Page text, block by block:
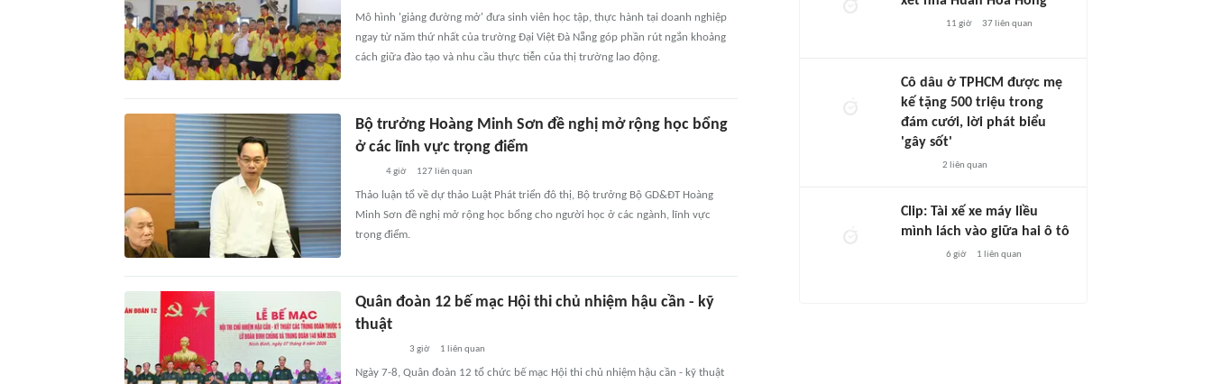
Mô hình 'giảng đường mở' đưa sinh viên học tập, thực hành tại doanh nghiệp
ngay từ năm thứ nhất của trường Đại Việt Đà Nẵng góp phần rút ngắn khoảng
cách giữa đào tạo và nhu cầu thực tiễn của thị trường lao động.
Bộ trưởng Hoàng Minh Sơn đề nghị mở rộng học bổng
ở các lĩnh vực trọng điểm
4 giờ 127liên quan
Thảo luận tổ về dự thảo Luật Phát triển đô thị, Bộ trưởng Bộ GD&ĐT Hoàng
Minh Sơn đề nghị mở rộng học bổng cho người học ở các ngành, lĩnh vực
trọng điểm.
Quân đoàn 12 bế mạc Hội thi chủ nhiệm hậu cần - kỹ
thuật
3 giờ 1 liên quan
Ngày 7-8, Quân đoàn 12 tổ chức bế mạc Hội thi chủ nhiệm hậu cần - kỹ thuật
11 giờ 37liên quan
Cô dâu ở TPHCM được mẹ
kế tặng 500 triệu trong
đám cưới, lời phát biểu
'gây sốt'
2 liên quan
Clip: Tài xế xe máy liều
mình lách vào giữa hai ô tô
6 giờ 1 liên quan